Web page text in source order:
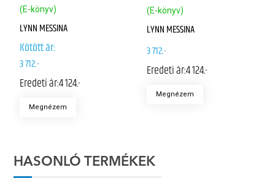
(E-könyv)
LYNN MESSINA
Kötött ár:
3 712.-
Eredeti ár:4 124.-
Megnézem
(E-könyv)
LYNN MESSINA
3 712.-
Eredeti ár:4 124.-
Megnézem
HASONLÓ TERMÉKEK